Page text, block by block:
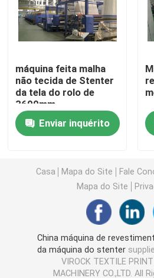
stenter do ajuste do calor
Máquina de Stenter do ar
máquina do stenter de
máquina do stenter da tela
Máquina de impressão
Máquina do navio do laço
Relaxe uma máquina mais
máquina feita malha
não tecida de Stenter
da tela do rolo de
3600mm
Enviar inquérito
Casa Mapa do Site Fale
Mapa do Site
China máquina de
da máquina do stenter
VIROCK TEXTILE
MACHINERY CO.,LTD. All